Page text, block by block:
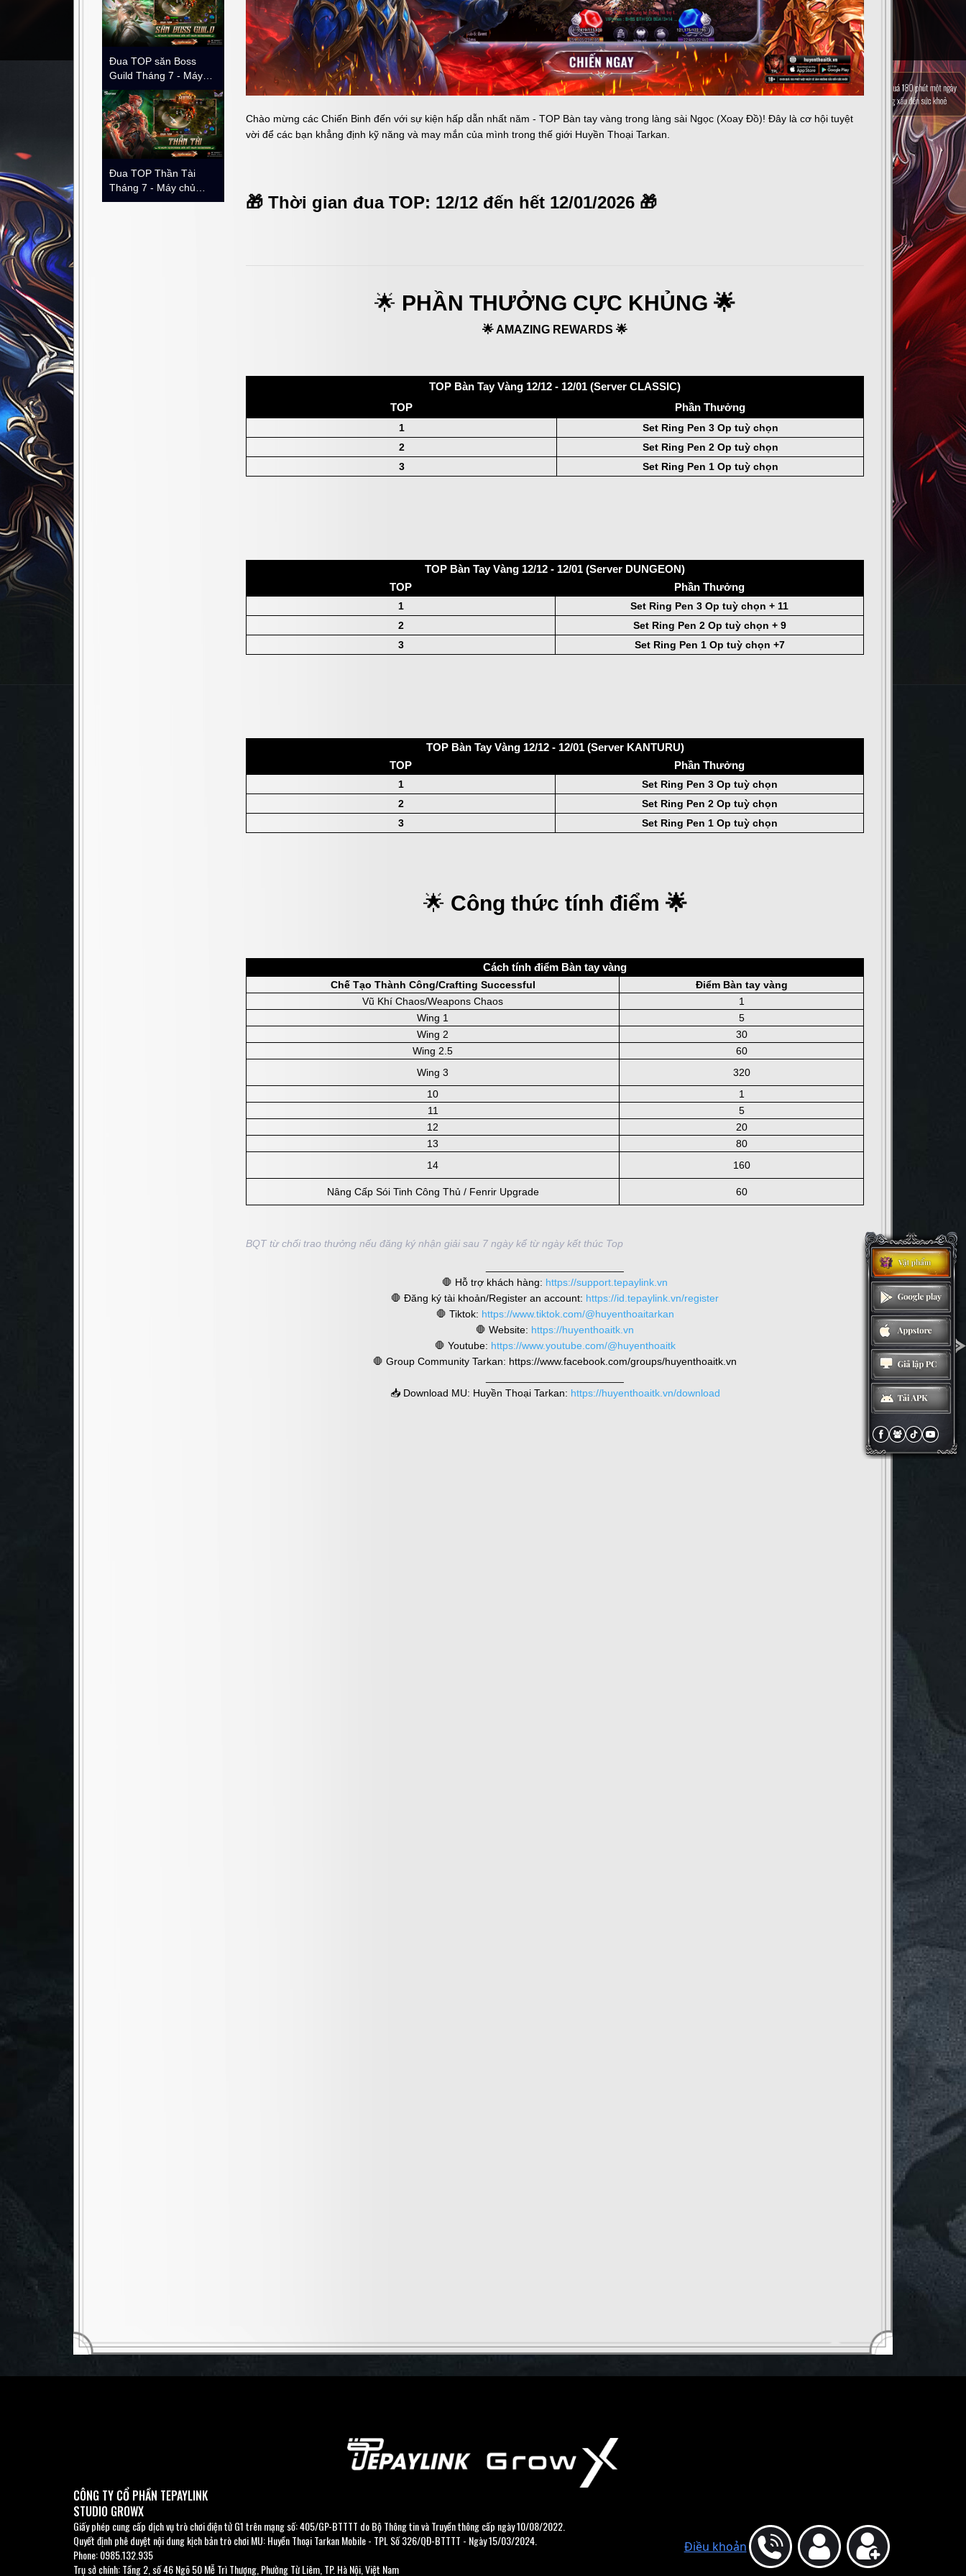
Trang chủTin tức & Sự kiệnFanpageCộng đồng
Mobile
Đua TOP săn Boss
Guild Tháng 7 - Máy
chủ Dungeon | Kanturu
Đua TOP Thần Tài
Tháng 7 - Máy chủ
Dungeon | Kanturu
Chào mừng các Chiến Binh đến với sự kiện hấp dẫn nhất năm - TOP Bàn tay vàng trong làng sài Ngọc (Xoay Đồ)! Đây là cơ hội tuyệt
vời để các bạn khẳng định kỹ năng và may mắn của mình trong thế giới Huyền Thoại Tarkan.
🎁 Thời gian đua TOP: 12/12 đến hết 12/01/2026 🎁
🌟 PHẦN THƯỞNG CỰC KHỦNG 🌟
🌟 AMAZING REWARDS 🌟
TOP Bàn Tay Vàng 12/12 - 12/01 (Server CLASSIC)
TOP
Phần Thưởng
1
Set Ring Pen 3 Op tuỳ chọn
2
Set Ring Pen 2 Op tuỳ chọn
3
Set Ring Pen 1 Op tuỳ chọn
TOP Bàn Tay Vàng 12/12 - 12/01 (Server DUNGEON)
TOP
Phần Thưởng
1
Set Ring Pen 3 Op tuỳ chọn + 11
2
Set Ring Pen 2 Op tuỳ chọn + 9
3
Set Ring Pen 1 Op tuỳ chọn +7
TOP Bàn Tay Vàng 12/12 - 12/01 (Server KANTURU)
TOP
Phần Thưởng
1
Set Ring Pen 3 Op tuỳ chọn
2
Set Ring Pen 2 Op tuỳ chọn
3
Set Ring Pen 1 Op tuỳ chọn
🌟 Công thức tính điểm 🌟
Cách tính điểm Bàn tay vàng
Chế Tạo Thành Công/Crafting Successful
Điểm Bàn tay vàng
Vũ Khí Chaos/Weapons Chaos
1
Wing 1
5
Wing 2
30
Wing 2.5
60
Wing 3
320
10
1
11
5
12
20
13
80
14
160
Nâng Cấp Sói Tinh Công Thủ / Fenrir Upgrade 60
BQT từ chối trao thưởng nếu đăng ký nhận giải sau 7 ngày kể từ ngày kết thúc Top
🛑 Hỗ trợ khách hàng: https://support.tepaylink.vn
🛑 Đăng ký tài khoản/Register an account: https://id.tepaylink.vn/register
🛑 Tiktok: https://www.tiktok.com/@huyenthoaitarkan
🛑 Website: https://huyenthoaitk.vn
🛑 Youtube: https://www.youtube.com/@huyenthoaitk
🛑 Group Community Tarkan: https://www.facebook.com/groups/huyenthoaitk.vn
📥 Download MU: Huyền Thoại Tarkan: https://huyenthoaitk.vn/download
n
CÔNG TY CỔ PHẦN TEPAYLINK
STUDIO GROWX
Giấy phép cung cấp dịch vụ trò chơi điện tử G1 trên mạng số: 405/GP-BTTTT do Bộ Thông tin và Truyền thông cấp ngày 10/08/2022.
Quyết định phê duyệt nội dung kịch bản trò chơi MU: Huyền Thoại Tarkan Mobile - TPL Số 326/QĐ-BTTTT - Ngày 15/03/2024.
Phone: 0985.132.935
Trụ sở chính: Tầng 2, số 46 Ngõ 50 Mễ Trì Thượng, Phường Từ Liêm, TP. Hà Nội, Việt Nam
Điều khoản